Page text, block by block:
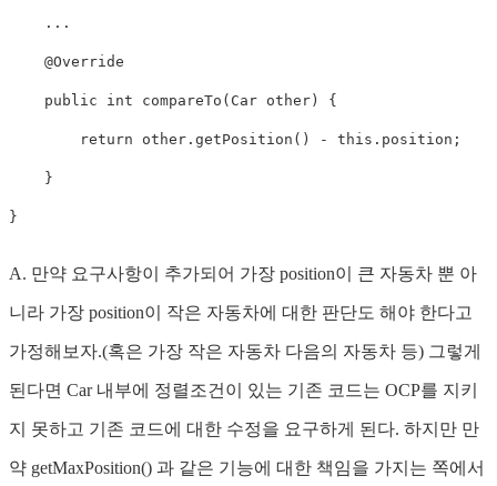
. . .
@Override
public int compareTo ( Car other ) {
return other . getPosition ( ) - this . position ;
}
}
A. 만약 요구사항이 추가되어 가장 position이 큰 자동차 뿐 아
니라 가장 position이 작은 자동차에 대한 판단도 해야 한다고
가정해보자.(혹은 가장 작은 자동차 다음의 자동차 등) 그렇게
된다면 Car 내부에 정렬조건이 있는 기존 코드는 OCP를 지키
지 못하고 기존 코드에 대한 수정을 요구하게 된다. 하지만 만
약 getMaxPosition() 과 같은 기능에 대한 책임을 가지는 쪽에서